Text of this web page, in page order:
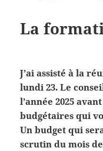
La
J’ai assisté à la
lundi 23. Le
l’année 2025
budgétaires qui
Un budget qui
scrutin du mois